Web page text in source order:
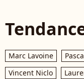
Marc Lavoine
Vincent Niclo